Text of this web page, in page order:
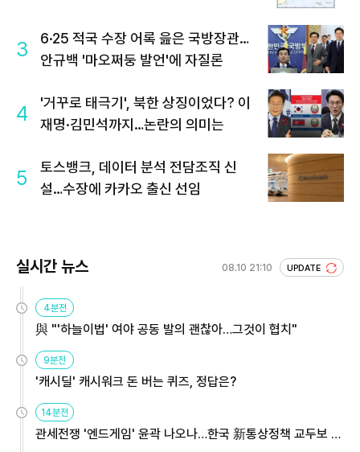
3
6·25 적국 수장 어록 읊은 국방장관…
안규백 '마오쩌둥 발언'에 자질론
4
'거꾸로 태극기', 북한 상징이었다? 이
재명·김민석까지…논란의 의미는
5
토스뱅크, 데이터 분석 전담조직 신
설…수장에 카카오 출신 선임
실시간 뉴스 08.10 21:10 UPDATE
4분전
與 "'하늘이법' 여야 공동 발의 괜찮아…그것이 협치"
9분전
'캐시딜' 캐시워크 돈 버는 퀴즈, 정답은?
14분전
관세전쟁 '엔드게임' 윤곽 나오나…한국 新통상정책 교두보 활